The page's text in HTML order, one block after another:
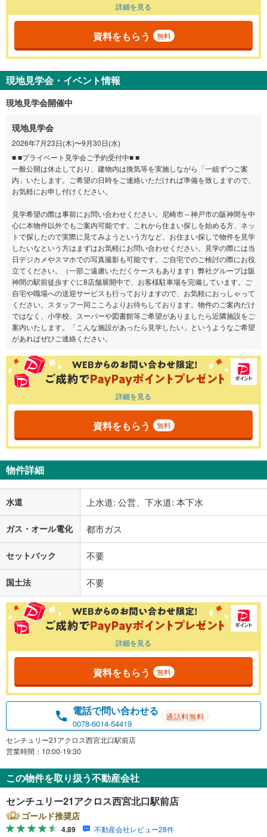
詳細を見る
資料をもらう 無料
現地見学会・イベント情報
現地見学会開催中
現地見学会
2026年7月23日(木)〜9月30日(水)
■ ■プライベート見学会ご予約受付中■ ■
一般公開は休止しており、建物内は換気等を実施しながら「一組ずつご案
内」いたします。ご希望の日時をご連絡いただければ準備を致しますので、
お気軽にお申し付けください。
見学希望の際は事前にお問い合わせください。尼崎市～神戸市の阪神間を中
心に本物件以外でもご案内可能です。これから住まい探しを始める方、ネッ
トで探したので実際に見てみようという方など、お住まい探しで物件を見学
したいなという方はまずはお気軽にお問い合わせください。見学の際には当
日デジカメやスマホでの写真撮影も可能です。ご自宅でのご検討の際にお役
立てください。（一部ご遠慮いただくケースもあります）弊社グループは阪
神間の駅前徒歩すぐに8店舗展開中で、お客様駐車場を完備しています。ご
自宅や職場への送迎サービスも行っておりますので、お気軽におっしゃって
ください。スタッフ一同こころよりお待ちしております。物件のご案内だけ
ではなく、小学校、スーパーや図書館等ご希望がありましたら近隣施設をご
案内いたします。「こんな施設があったら見学したい」というようなご希望
があればぜひご連絡ください。
詳細を見る
資料をもらう 無料
物件詳細
水道 上水道: 公営、下水道: 本下水
ガス・オール電化 都市ガス
セットバック 不要
国土法 不要
詳細を見る
資料をもらう 無料
電話で問い合わせる
0078-6014-54419
通話料無料
センチュリー21アクロス西宮北口駅前店
営業時間：10:00-19:30
この物件を取り扱う不動産会社
センチュリー21アクロス西宮北口駅前店
ゴールド推奨店
4.89 不動産会社レビュー28件